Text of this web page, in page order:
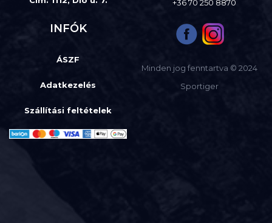
+36 70 250 8870
INFÓK
ÁSZF
Adatkezelés
Szállítási feltételek
Minden jog fenntartva © 2024
Sportiger